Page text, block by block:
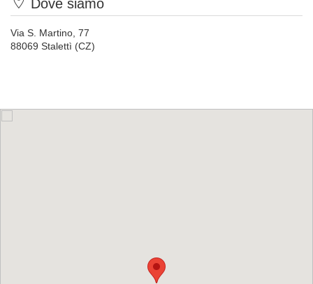
Dove siamo
Via S. Martino, 77
88069 Stalettì (CZ)